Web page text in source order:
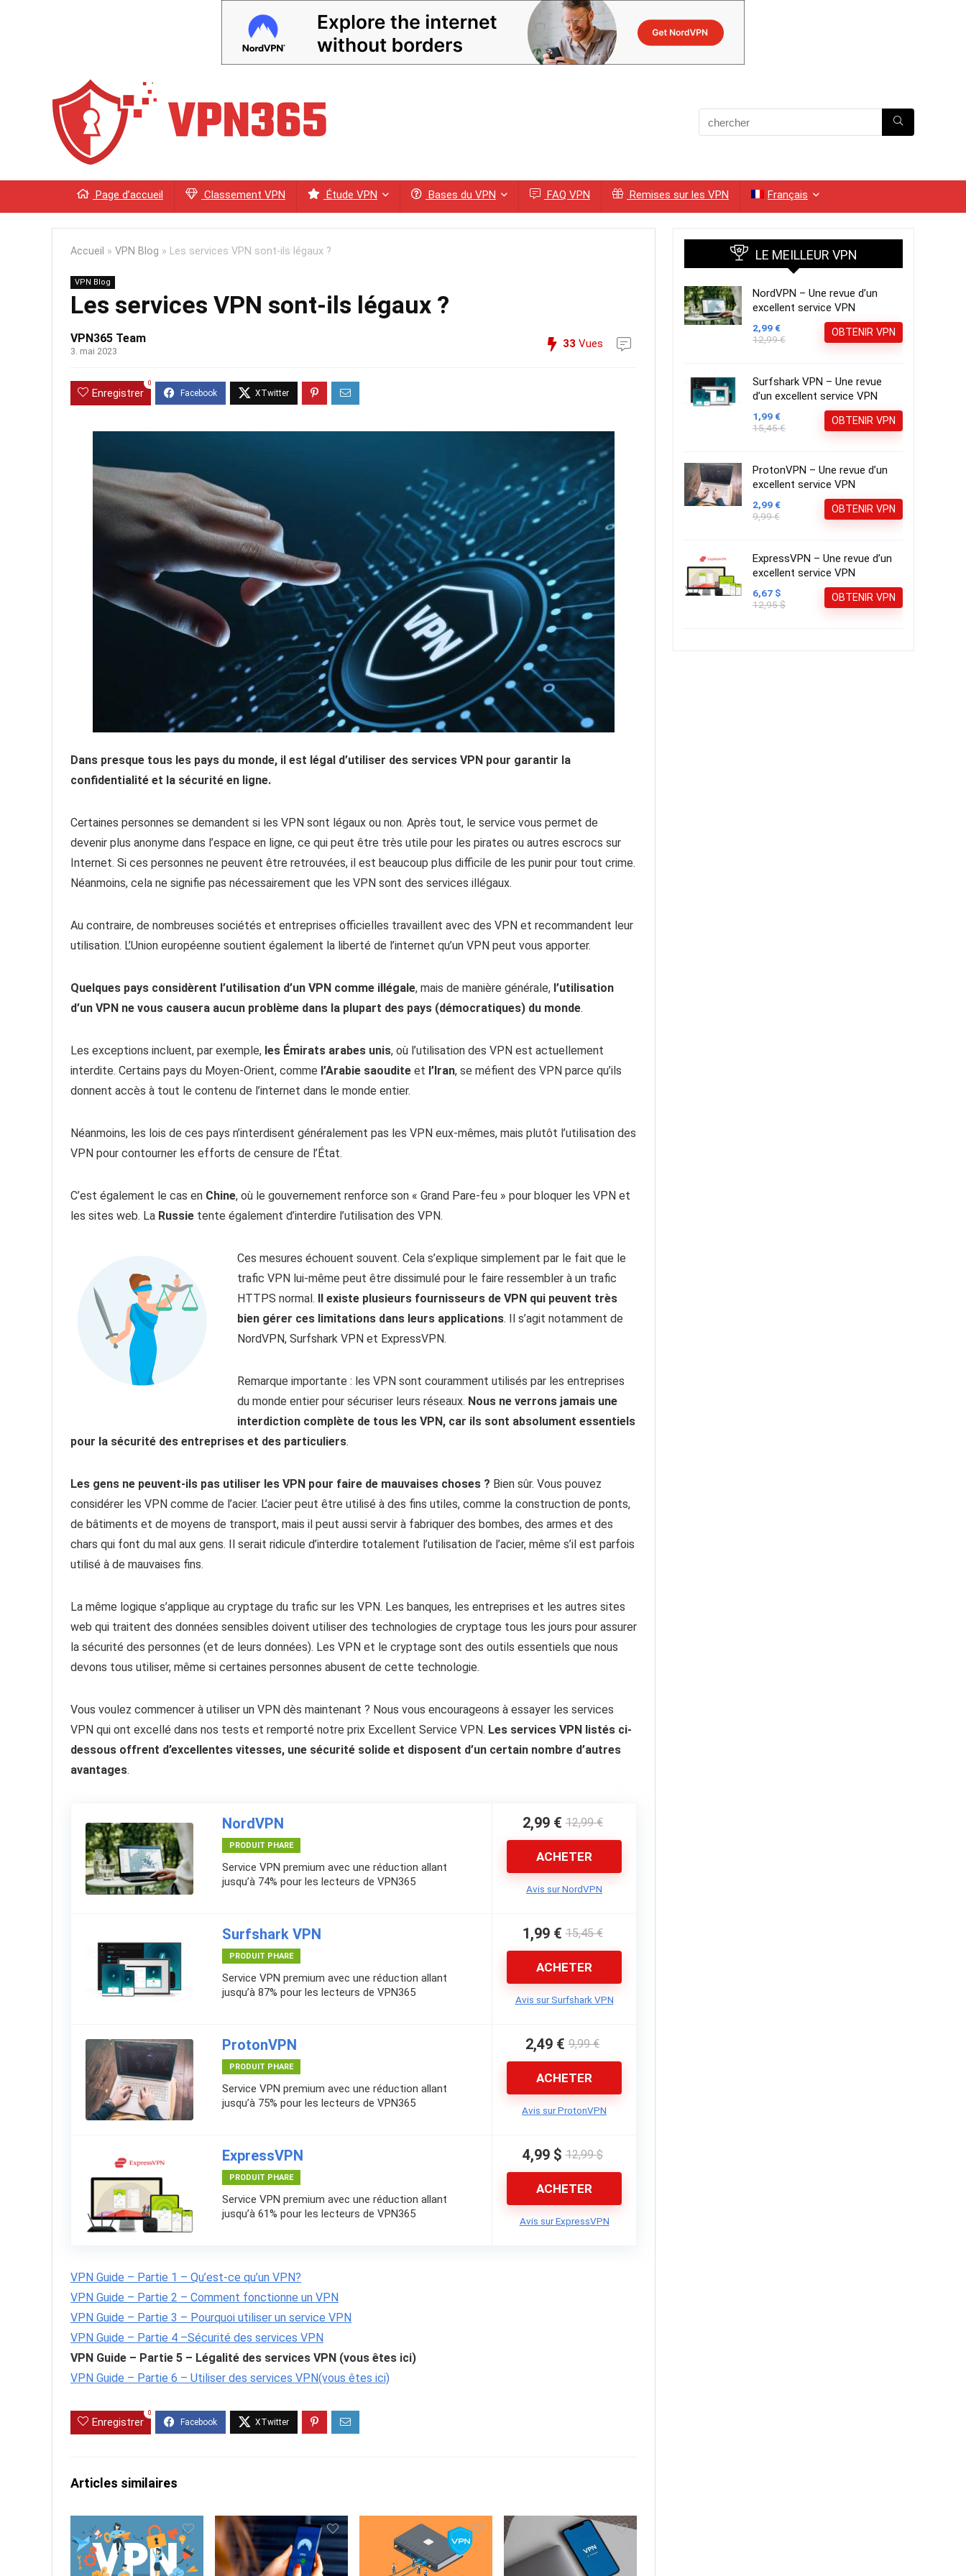
Page d’accueil Classement VPN Étude VPN Bases du VPN FAQ VPN Remises sur les VPN Français
Accueil » VPN Blog » Les services VPN sont-ils légaux ?
VPN Blog
Les services VPN sont-ils légaux ?
VPN365 Team
3. mai 2023
33 Vues
Enregistrer
0
Dans presque tous les pays du monde, il est légal d’utiliser des services VPN pour garantir la
confidentialité et la sécurité en ligne.
Certaines personnes se demandent si les VPN sont légaux ou non. Après tout, le service vous permet de
devenir plus anonyme dans l’espace en ligne, ce qui peut être très utile pour les pirates ou autres escrocs sur
Internet. Si ces personnes ne peuvent être retrouvées, il est beaucoup plus difficile de les punir pour tout crime.
Néanmoins, cela ne signifie pas nécessairement que les VPN sont des services illégaux.
Au contraire, de nombreuses sociétés et entreprises officielles travaillent avec des VPN et recommandent leur
utilisation. L’Union européenne soutient également la liberté de l’internet qu’un VPN peut vous apporter.
Quelques pays considèrent l’utilisation d’un VPN comme illégale, mais de manière générale, l’utilisation
d’un VPN ne vous causera aucun problème dans la plupart des pays (démocratiques) du monde.
Les exceptions incluent, par exemple, les Émirats arabes unis, où l’utilisation des VPN est actuellement
interdite. Certains pays du Moyen-Orient, comme l’Arabie saoudite et l’Iran, se méfient des VPN parce qu’ils
donnent accès à tout le contenu de l’internet dans le monde entier.
Néanmoins, les lois de ces pays n’interdisent généralement pas les VPN eux-mêmes, mais plutôt l’utilisation des
VPN pour contourner les efforts de censure de l’État.
C’est également le cas en Chine, où le gouvernement renforce son « Grand Pare-feu » pour bloquer les VPN et
les sites web. La Russie tente également d’interdire l’utilisation des VPN.
Ces mesures échouent souvent. Cela s’explique simplement par le fait que le
trafic VPN lui-même peut être dissimulé pour le faire ressembler à un trafic
HTTPS normal. Il existe plusieurs fournisseurs de VPN qui peuvent très
bien gérer ces limitations dans leurs applications. Il s’agit notamment de
NordVPN, Surfshark VPN et ExpressVPN.
Remarque importante : les VPN sont couramment utilisés par les entreprises
du monde entier pour sécuriser leurs réseaux. Nous ne verrons jamais une
interdiction complète de tous les VPN, car ils sont absolument essentiels
pour la sécurité des entreprises et des particuliers.
Les gens ne peuvent-ils pas utiliser les VPN pour faire de mauvaises choses ? Bien sûr. Vous pouvez
considérer les VPN comme de l’acier. L’acier peut être utilisé à des fins utiles, comme la construction de ponts,
de bâtiments et de moyens de transport, mais il peut aussi servir à fabriquer des bombes, des armes et des
chars qui font du mal aux gens. Il serait ridicule d’interdire totalement l’utilisation de l’acier, même s’il est parfois
utilisé à de mauvaises fins.
La même logique s’applique au cryptage du trafic sur les VPN. Les banques, les entreprises et les autres sites
web qui traitent des données sensibles doivent utiliser des technologies de cryptage tous les jours pour assurer
la sécurité des personnes (et de leurs données). Les VPN et le cryptage sont des outils essentiels que nous
devons tous utiliser, même si certaines personnes abusent de cette technologie.
Vous voulez commencer à utiliser un VPN dès maintenant ? Nous vous encourageons à essayer les services
VPN qui ont excellé dans nos tests et remporté notre prix Excellent Service VPN. Les services VPN listés ci-
dessous offrent d’excellentes vitesses, une sécurité solide et disposent d’un certain nombre d’autres
avantages.
NordVPN
PRODUIT PHARE
Service VPN premium avec une réduction allant
jusqu’à 74% pour les lecteurs de VPN365
2,99 € 12,99 €
ACHETER
Avis sur NordVPN
Surfshark VPN
PRODUIT PHARE
Service VPN premium avec une réduction allant
jusqu’à 87% pour les lecteurs de VPN365
1,99 € 15,45 €
ACHETER
Avis sur Surfshark VPN
ProtonVPN
PRODUIT PHARE
Service VPN premium avec une réduction allant
jusqu’à 75% pour les lecteurs de VPN365
2,49 € 9,99 €
ACHETER
Avis sur ProtonVPN
ExpressVPN
PRODUIT PHARE
Service VPN premium avec une réduction allant
jusqu’à 61% pour les lecteurs de VPN365
4,99 $ 12,99 $
ACHETER
Avis sur ExpressVPN
VPN Guide – Partie 1 – Qu’est-ce qu’un VPN?
VPN Guide – Partie 2 – Comment fonctionne un VPN
VPN Guide – Partie 3 – Pourquoi utiliser un service VPN
VPN Guide – Partie 4 –Sécurité des services VPN
VPN Guide – Partie 5 – Légalité des services VPN (vous êtes ici)
VPN Guide – Partie 6 – Utiliser des services VPN(vous êtes ici)
Enregistrer
0
Articles similaires
LE MEILLEUR VPN
NordVPN – Une revue d’un
excellent service VPN
2,99 €
12,99 €
OBTENIR VPN
Surfshark VPN – Une revue
d’un excellent service VPN
1,99 €
15,45 €
OBTENIR VPN
ProtonVPN – Une revue d’un
excellent service VPN
2,99 €
9,99 €
OBTENIR VPN
ExpressVPN – Une revue d’un
excellent service VPN
6,67 $
12,95 $
OBTENIR VPN